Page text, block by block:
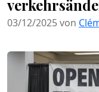
03/12/2025 von